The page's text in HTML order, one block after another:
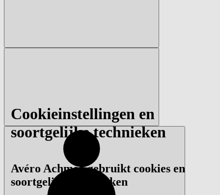
Cookieinstellingen en
soortgelijke technieken
Avéro Achmea gebruikt cookies en
soortgelijke technieken